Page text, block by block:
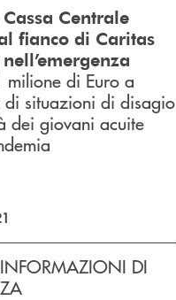
Centrale
fianco di Caritas
milione di Euro a
di situazioni di disagio
dei giovani acuite
DI